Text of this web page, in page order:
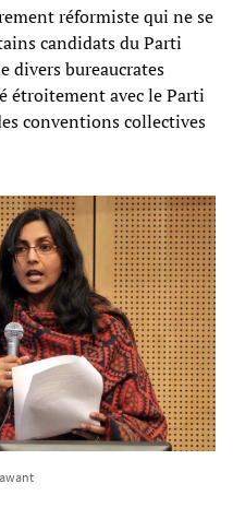
réformiste qui ne se
candidats du Parti
divers bureaucrates
étroitement avec le Parti
conventions collectives